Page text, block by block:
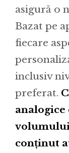
asigură o
Bazat pe
fiecare
inclusiv
preferat.
conținut